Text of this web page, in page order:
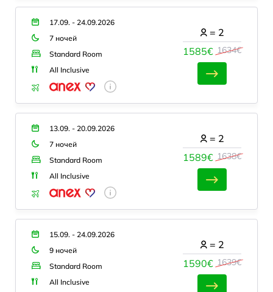
17.09. - 24.09.2026
7 ночей
Standard Room
All Inclusive
1585€ 1634€
= 2
13.09. - 20.09.2026
7 ночей
Standard Room
All Inclusive
1589€ 1638€
= 2
15.09. - 24.09.2026
9 ночей
Standard Room
All Inclusive
1590€ 1639€
= 2